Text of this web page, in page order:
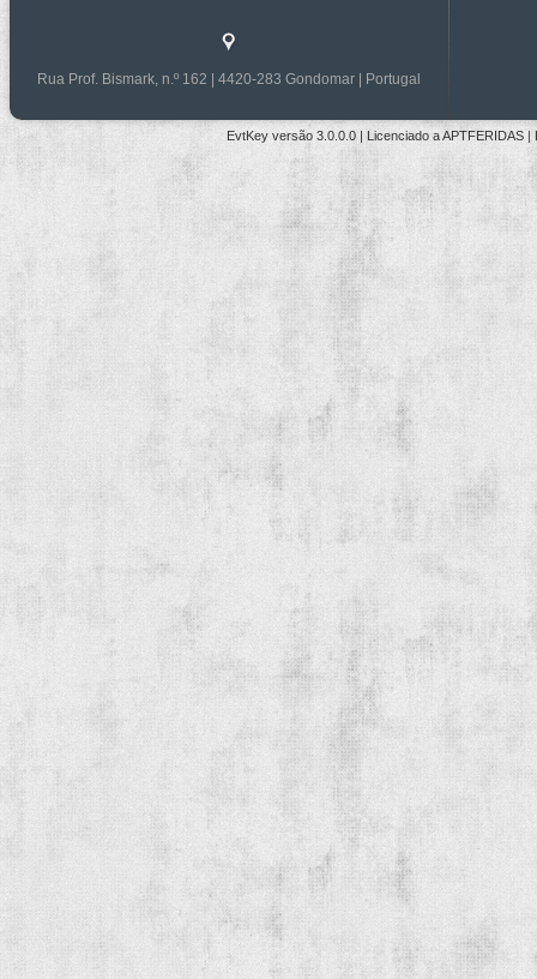
Rua Prof. Bismark, n.º 162 | 4420-283 Gondomar | Portugal
EvtKey versão 3.0.0.0| Licenciado aAPTFERIDAS |